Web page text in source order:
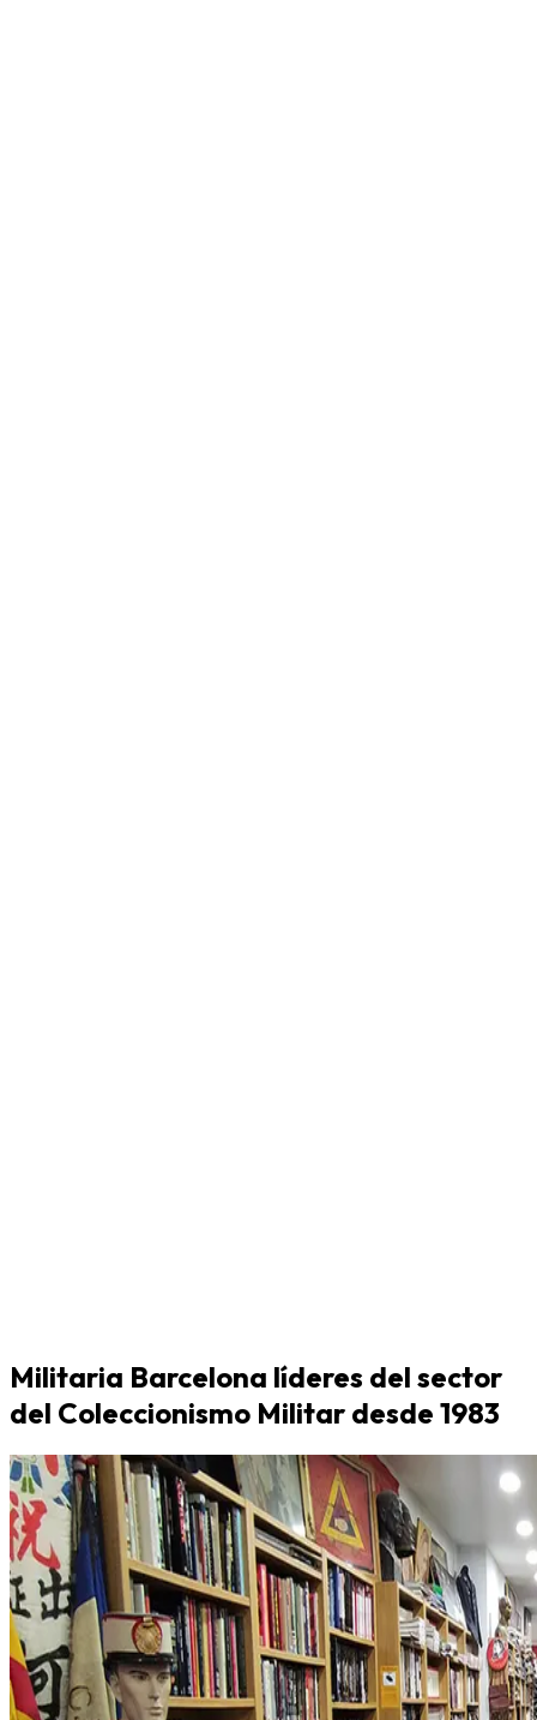
Militaria Barcelona líderes del sector
del Coleccionismo Militar desde 1983